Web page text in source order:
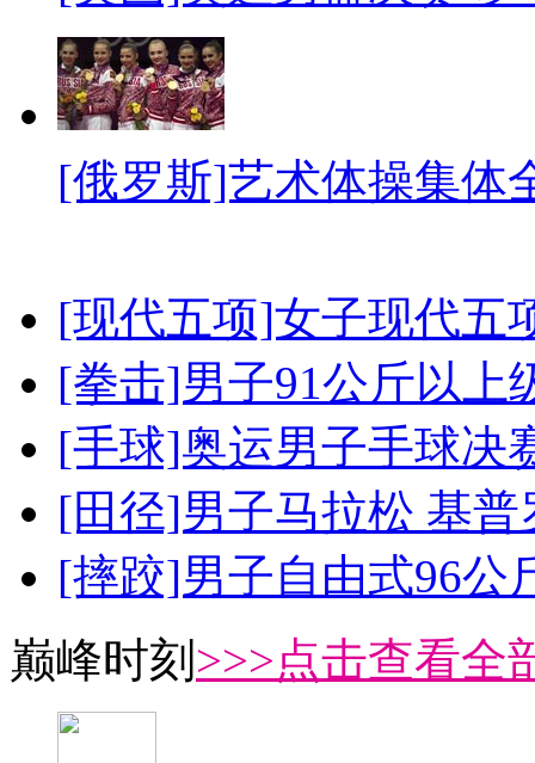
[俄罗斯]艺术体操集体
[现代五项]女子现代五
[拳击]男子91公斤以上
[手球]奥运男子手球决
[田径]男子马拉松 基
[摔跤]男子自由式96公
巅峰时刻 >>>点击查看全